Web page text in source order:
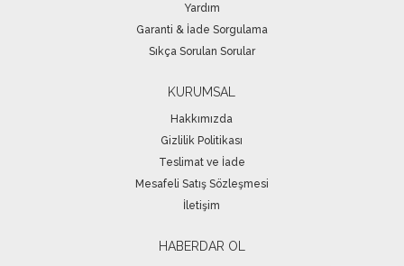
Yardım
Garanti & İade Sorgulama
Sıkça Sorulan Sorular
KURUMSAL
Hakkımızda
Gizlilik Politikası
Teslimat ve İade
Mesafeli Satış Sözleşmesi
İletişim
HABERDAR OL